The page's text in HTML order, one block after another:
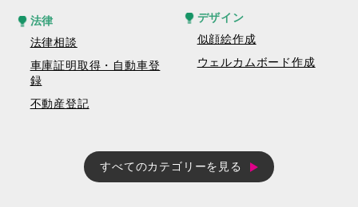
法律
法律相談
車庫証明取得・自動車登
録
不動産登記
デザイン
似顔絵作成
ウェルカムボード作成
すべてのカテゴリーを見る